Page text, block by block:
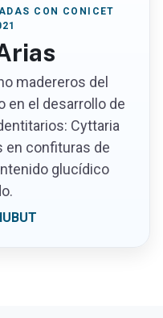
CON CONICET
madereros del
en el desarrollo de
Cyttaria
en confituras de
glucídico